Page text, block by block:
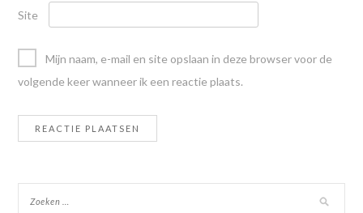
Site
Mijn naam, e-mail en site opslaan in deze browser voor de
volgende keer wanneer ik een reactie plaats.